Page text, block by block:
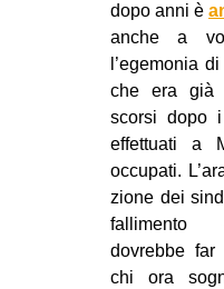
dopo anni è
anche a
l’egemonia
che era già
scorsi dopo i
effet­tuati a
occu­pati.
zione dei
fal­li­mento
dovrebbe far
chi ora